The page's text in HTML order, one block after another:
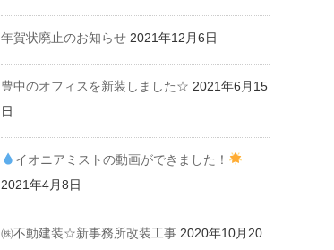
年賀状廃止のお知らせ 2021年12月6日
豊中のオフィスを新装しました☆ 2021年6月15
日
イオニアミストの動画ができました！
2021年4月8日
㈱不動建装☆新事務所改装工事 2020年10月20